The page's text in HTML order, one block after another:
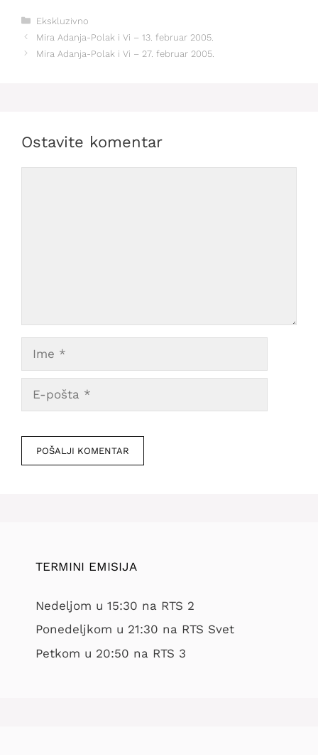
Kategorije
Ekskluzivno
Mira Adanja-Polak i Vi – 13. februar 2005.
Mira Adanja-Polak i Vi – 27. februar 2005.
Ostavite komentar
pošta
mesto
TERMINI EMISIJA
Nedeljom u 15:30 na RTS 2
Ponedeljkom u 21:30 na RTS Svet
Petkom u 20:50 na RTS 3